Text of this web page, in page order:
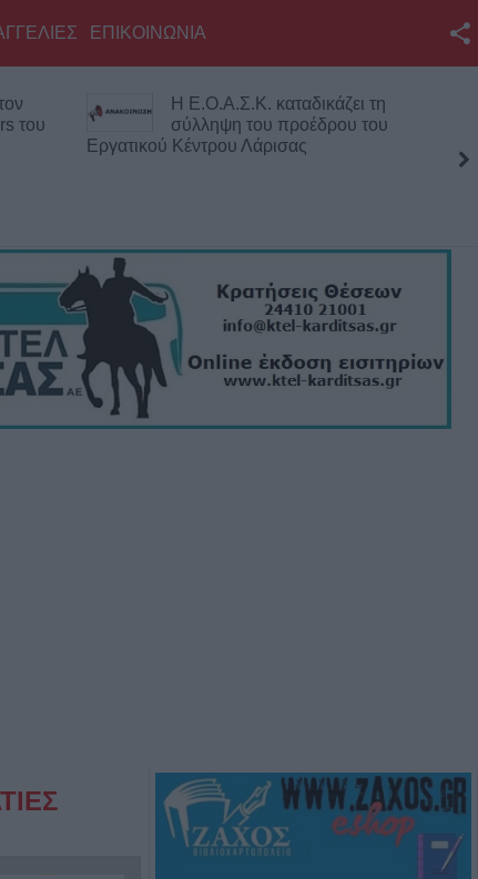
Twitter
YouTube
RSS
Επικοινωνία με το
KarditsaLive.Net
ΕΠΙΚΟΙΝΩΝΙΑ
του
Η Ε.Ο.Α.Σ.Κ. καταδικάζει τη
σύλληψη του προέδρου του
Εργατικού Κέντρου Λάρισας